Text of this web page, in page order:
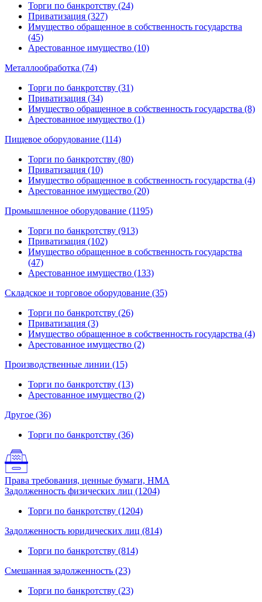
Торги по банкротству (24)
Приватизация (327)
Имущество обращенное в собственность государства
(45)
Арестованное имущество (10)
Металлообработка (74)
Торги по банкротству (31)
Приватизация (34)
Имущество обращенное в собственность государства (8)
Арестованное имущество (1)
Пищевое оборудование (114)
Торги по банкротству (80)
Приватизация (10)
Имущество обращенное в собственность государства (4)
Арестованное имущество (20)
Промышленное оборудование (1195)
Торги по банкротству (913)
Приватизация (102)
Имущество обращенное в собственность государства
(47)
Арестованное имущество (133)
Складское и торговое оборудование (35)
Торги по банкротству (26)
Приватизация (3)
Имущество обращенное в собственность государства (4)
Арестованное имущество (2)
Производственные линии (15)
Торги по банкротству (13)
Арестованное имущество (2)
Другое (36)
Торги по банкротству (36)
Права требования, ценные бумаги, НМА
Задолженность физических лиц (1204)
Торги по банкротству (1204)
Задолженность юридических лиц (814)
Торги по банкротству (814)
Смешанная задолженность (23)
Торги по банкротству (23)